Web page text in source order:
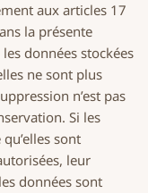
aux articles 17
la présente
données stockées
ne sont plus
n’est pas
Si les
sont
leur
données sont